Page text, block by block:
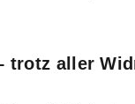
trotz aller